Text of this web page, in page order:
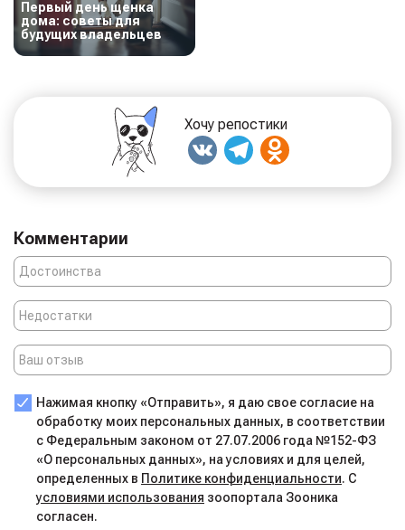
Первый день щенка
дома: советы для
будущих владельцев
Хочу репостики
Комментарии
Нажимая кнопку «Отправить», я даю свое согласие на
обработку моих персональных данных, в соответствии
с Федеральным законом от 27.07.2006 года №152-ФЗ
«О персональных данных», на условиях и для целей,
определенных в Политике конфиденциальности. С
условиями использования зоопортала Зооника
согласен.